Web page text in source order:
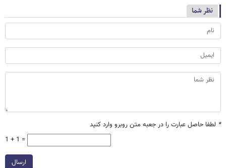
نظر شما
* لطفا حاصل عبارت را در جعبه متن روبرو وارد کنید
1 + 1 =
ارسال